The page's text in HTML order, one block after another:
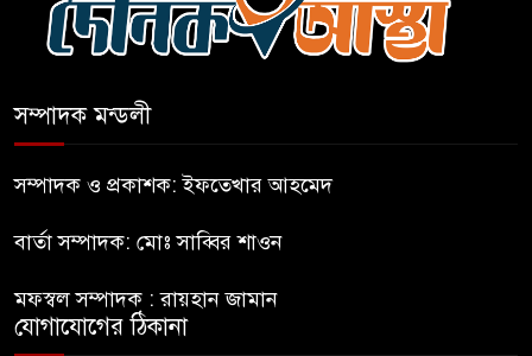
নীলফামারীতে ৫ দিনেও ফিরেনি
মেট্রিক টন টিয়ার শেল
মানবিক মূল্যবোধ সম্পন্ন বিচারকের
সম্পাদক মন্ডলী
সম্পাদক ও প্রকাশক: ইফতেখার আহমেদ
বার্তা সম্পাদক: মোঃ সাব্বির শাওন
মফস্বল সম্পাদক : রায়হান জামান
যোগাযোগের ঠিকানা